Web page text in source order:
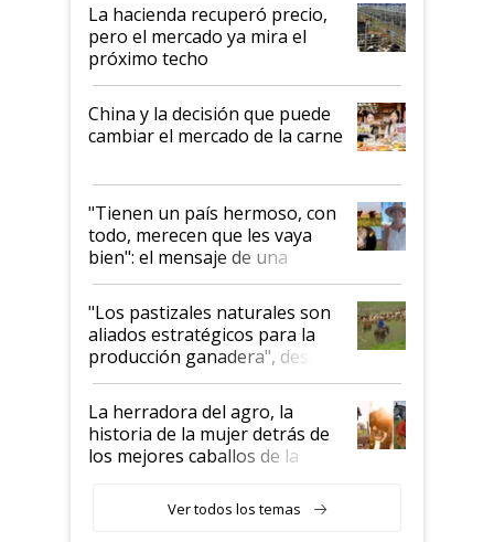
La hacienda recuperó precio,
pero el mercado ya mira el
próximo techo
China y la decisión que puede
cambiar el mercado de la carne
"Tienen un país hermoso, con
todo, merecen que les vaya
bien": el mensaje de una
ganadera uruguaya sobre las
oportunidades que se abren
para el agro en Argentina, con
foco en la carne
"Los pastizales naturales son
aliados estratégicos para la
producción ganadera", destaca
la iniciativa que ya reúne a 46
establecimientos en Argentina
La herradora del agro, la
historia de la mujer detrás de
los mejores caballos de la
todavía hacen sufrir a estos
animales: "Mientras me
Ver todos los temas